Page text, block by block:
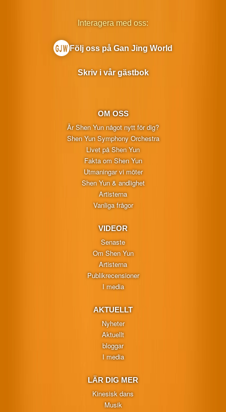
OM OSS
Är Shen Yun något nytt för dig?
Shen Yun Symphony Orchestra
Livet på Shen Yun
Fakta om Shen Yun
Utmaningar vi möter
Shen Yun & andlighet
Artisterna
Vanliga frågor
VIDEOR
Senaste
Om Shen Yun
Artisterna
Publikrecensioner
I media
AKTUELLT
Nyheter
Aktuellt
bloggar
I media
LÄR DIG MER
Kinesisk dans
Musik
Interagera med oss:
Följ oss på Gan Jing World
Skriv i vår gästbok